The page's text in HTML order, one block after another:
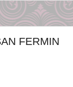
FERMIN